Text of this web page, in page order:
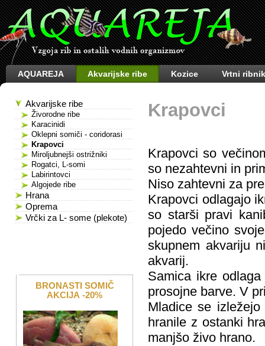
AQUAREJA Akvarijske ribe Kozice Vrtni
Akvarijske ribe
Živorodne ribe
Karacinidi
Oklepni somiči - coridorasi
Krapovci
Miroljubnejši ostrižniki
Rogatci, L-somi
Labirintovci
Algojede ribe
Hrana
Oprema
Vrčki za L- some (plekote)
BRONASTI SOMIČ
AKCIJA -20%
Krapovci
Krapovci so
so nezahtevni in
Niso zahtevni za
Krapovci odlagajo
so starši pravi
pojedo večino
skupnem akvariju
akvarij.
Samica ikre
prosojne barve. V
Mladice se
hranile z ostanki
manjšo živo hrano.